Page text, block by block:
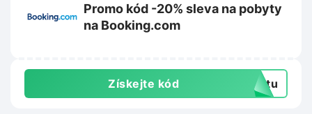
Promo kód -20% sleva na pobyty
na Booking.com
Získejte kód extu